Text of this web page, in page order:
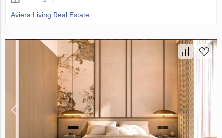
Aviera Living Real Estate